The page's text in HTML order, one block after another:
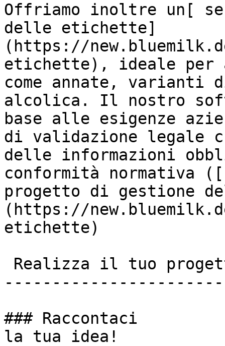
Offriamo inoltre un[
delle etichette]
(https://
etichette), ideale per
come annate, varianti
alcolica. Il nostro
base alle esigenze
di validazione legale
delle informazioni
conformità normativa
progetto di gestione
(https://
etichette)
### Raccontaci
la tua idea!